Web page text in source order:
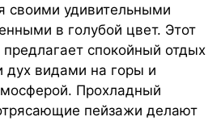
своими удивительными
в голубой цвет. Этот
спокойный отдых
видами на горы и
Прохладный
пейзажи делают